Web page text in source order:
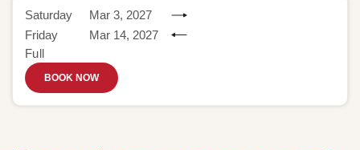
Saturday
Mar 3, 2027
Friday
Mar 14, 2027
Full
BOOK NOW